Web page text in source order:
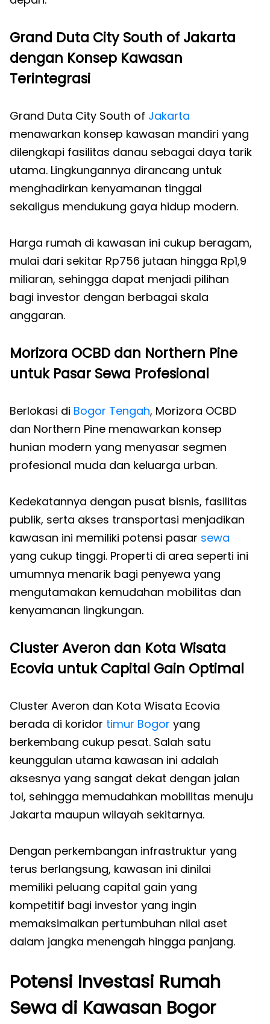
Grand Duta City South of Jakarta
dengan Konsep Kawasan
Terintegrasi
Grand Duta City South of Jakarta
menawarkan konsep kawasan mandiri yang
dilengkapi fasilitas danau sebagai daya tarik
utama. Lingkungannya dirancang untuk
menghadirkan kenyamanan tinggal
sekaligus mendukung gaya hidup modern.
Harga rumah di kawasan ini cukup beragam,
mulai dari sekitar Rp756 jutaan hingga Rp1,9
miliaran, sehingga dapat menjadi pilihan
bagi investor dengan berbagai skala
anggaran.
Morizora OCBD dan Northern Pine
untuk Pasar Sewa Profesional
Berlokasi di Bogor Tengah, Morizora OCBD
dan Northern Pine menawarkan konsep
hunian modern yang menyasar segmen
profesional muda dan keluarga urban.
Kedekatannya dengan pusat bisnis, fasilitas
publik, serta akses transportasi menjadikan
kawasan ini memiliki potensi pasar sewa
yang cukup tinggi. Properti di area seperti ini
umumnya menarik bagi penyewa yang
mengutamakan kemudahan mobilitas dan
kenyamanan lingkungan.
Cluster Averon dan Kota Wisata
Ecovia untuk Capital Gain Optimal
Cluster Averon dan Kota Wisata Ecovia
berada di koridor timur Bogor yang
berkembang cukup pesat. Salah satu
keunggulan utama kawasan ini adalah
aksesnya yang sangat dekat dengan jalan
tol, sehingga memudahkan mobilitas menuju
Jakarta maupun wilayah sekitarnya.
Dengan perkembangan infrastruktur yang
terus berlangsung, kawasan ini dinilai
memiliki peluang capital gain yang
kompetitif bagi investor yang ingin
memaksimalkan pertumbuhan nilai aset
dalam jangka menengah hingga panjang.
Potensi Investasi Rumah
Sewa di Kawasan Bogor